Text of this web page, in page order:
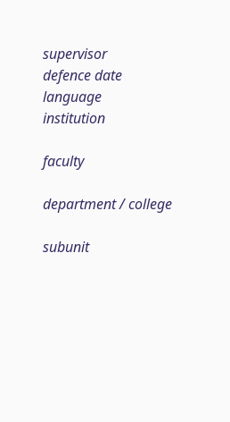
supervisor
defence date
language
institution
faculty
department / college
subunit